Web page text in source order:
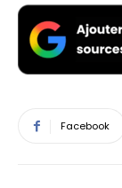
Facebook